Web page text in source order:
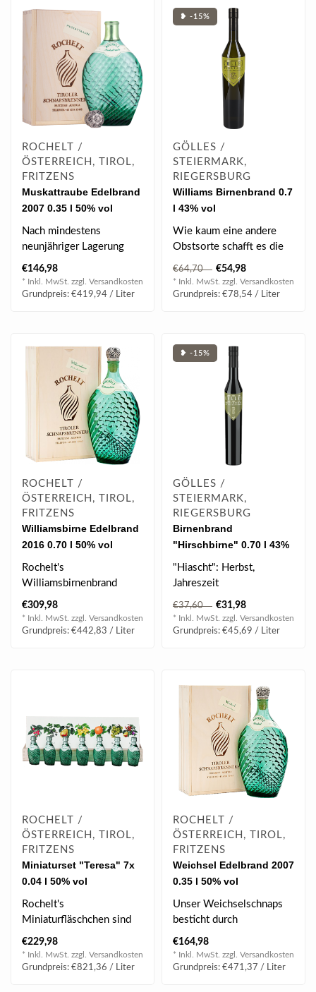
ROCHELT /
ÖSTERREICH, TIROL,
FRITZENS
Muskattraube Edelbrand
2007 0.35 l 50% vol
Nach mindestens
neunjähriger Lagerung
begeistert dieser Schnaps
durch seine fei..
€146,98
* Inkl. MwSt. zzgl. Versandkosten
Grundpreis: €419,94 / Liter
❥ -15%
GÖLLES /
STEIERMARK,
RIEGERSBURG
Williams Birnenbrand 0.7
l 43% vol
Wie kaum eine andere
Obstsorte schafft es die
vollreife Williamsbirne,
ihren ung..
€64,70 €54,98
* Inkl. MwSt. zzgl. Versandkosten
Grundpreis: €78,54 / Liter
ROCHELT /
ÖSTERREICH, TIROL,
FRITZENS
Williamsbirne Edelbrand
2016 0.70 l 50% vol
Rochelt's
Williamsbirnenbrand
strotzt an saftigen und
fruchtigen Aromen
vollreif..
€309,98
* Inkl. MwSt. zzgl. Versandkosten
Grundpreis: €442,83 / Liter
❥ -15%
GÖLLES /
STEIERMARK,
RIEGERSBURG
Birnenbrand
"Hirschbirne" 0.70 l 43%
vol
"Hiascht": Herbst,
Jahreszeit
€37,60 €31,98
* Inkl. MwSt. zzgl. Versandkosten
Grundpreis: €45,69 / Liter
ROCHELT /
ÖSTERREICH, TIROL,
FRITZENS
Miniaturset "Teresa" 7x
0.04 l 50% vol
Rochelt's
Miniaturfläschchen sind
ein ideales Geschenk
oder „Mitbringsel“ u..
€229,98
* Inkl. MwSt. zzgl. Versandkosten
Grundpreis: €821,36 / Liter
ROCHELT /
ÖSTERREICH, TIROL,
FRITZENS
Weichsel Edelbrand 2007
0.35 l 50% vol
Unser Weichselschnaps
besticht durch
erfrischende
Fruchtaromen, feine
zimtartige..
€164,98
* Inkl. MwSt. zzgl. Versandkosten
Grundpreis: €471,37 / Liter